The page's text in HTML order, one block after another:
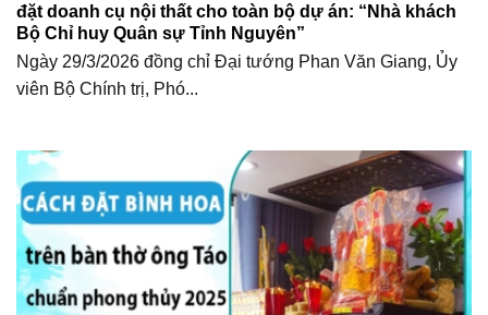
đặt doanh cụ nội thất cho toàn bộ dự án: “Nhà khách
Bộ Chỉ huy Quân sự Tỉnh Nguyên”
Ngày 29/3/2026 đồng chỉ Đại tướng Phan Văn Giang, Ủy
viên Bộ Chính trị, Phó...